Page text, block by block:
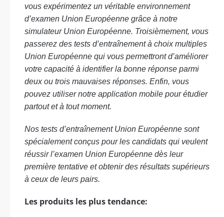
vous expérimentez un véritable environnement
d’examen Union Européenne grâce à notre
simulateur Union Européenne. Troisièmement, vous
passerez des tests d’entraînement à choix multiples
Union Européenne qui vous permettront d’améliorer
votre capacité à identifier la bonne réponse parmi
deux ou trois mauvaises réponses. Enfin, vous
pouvez utiliser notre application mobile pour étudier
partout et à tout moment.
Nos tests d’entraînement Union Européenne sont
spécialement conçus pour les candidats qui veulent
réussir l’examen Union Européenne dès leur
première tentative et obtenir des résultats supérieurs
à ceux de leurs pairs.
Les produits les plus tendance: